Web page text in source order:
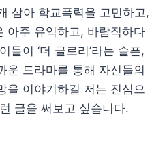
삼아 학교폭력을 고민하고,
아주 유익하고, 바람직하다
들이 ‘더 글로리’라는 슬픈,
운 드라마를 통해 자신들의
을 이야기하길 저는 진심으
글을 써보고 싶습니다.